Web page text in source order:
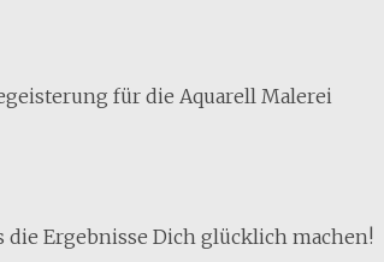
für die Aquarell Malerei
die Ergebnisse Dich glücklich machen!